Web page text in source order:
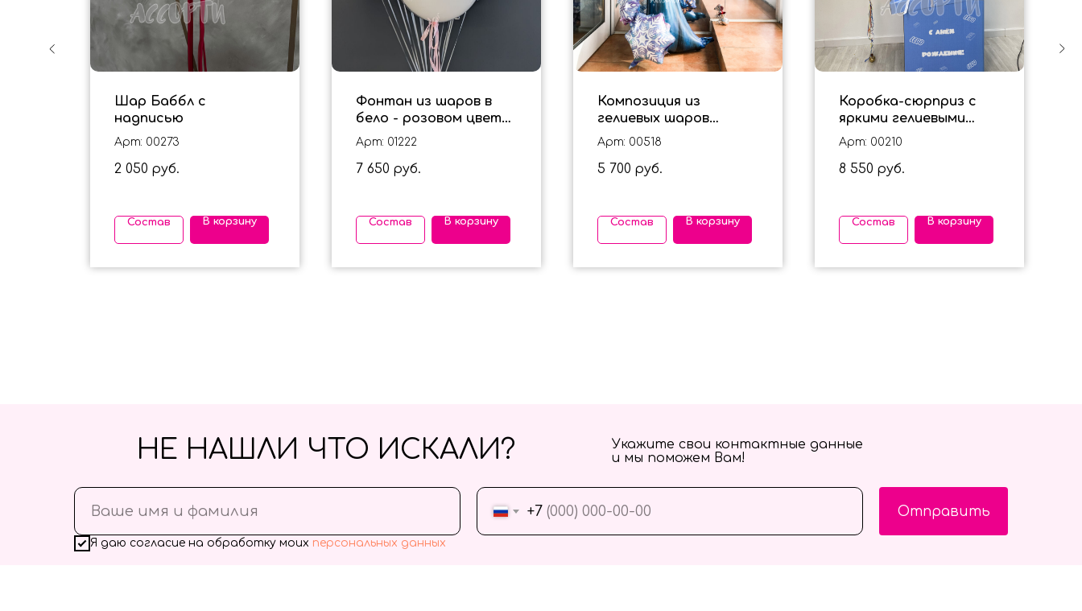
Шар Баббл с
надписью
Арт: 00273
2 050 руб.
Состав В корзину
Фонтан из шаров в
бело - розовом цвете
"София" для девочки
Арт: 01222
7 650 руб.
Состав В корзину
Композиция из
гелиевых шаров
"Холодное сердце" на
3 года для девочки
Арт: 00518
5 700 руб.
Состав В корзину
Коробка-сюрприз с
яркими гелиевыми
шарами на 6 лет для
мальчика
Арт: 00210
8 550 руб.
Состав В корзину
+7
Я даю согласие на обработку моих персональных данных
Отправить
НЕ НАШЛИ ЧТО ИСКАЛИ?
Укажите свои контактные данные
и мы поможем Вам!